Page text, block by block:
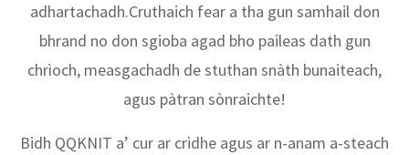
adhartachadh.Cruthaich fear a tha gun samhail don
bhrand no don sgioba agad bho paileas dath gun
chrìoch, measgachadh de stuthan snàth bunaiteach,
agus pàtran sònraichte!
Bidh QQKNIT a’ cur ar cridhe agus ar n-anam a-steach